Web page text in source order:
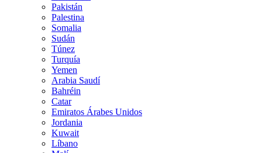
Pakistán
Palestina
Somalia
Sudán
Túnez
Turquía
Yemen
Arabia Saudí
Bahréin
Catar
Emiratos Árabes Unidos
Jordania
Kuwait
Líbano